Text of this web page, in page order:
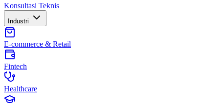
Konsultasi Teknis
Industri
E-commerce & Retail
Fintech
Healthcare